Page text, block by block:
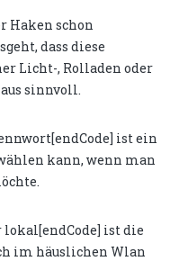
Haken schon
dass diese
Licht-, Rolladen oder
sinnvoll.
ist ein
kann, wenn man
lokal[endCode] ist die
im häuslichen Wlan